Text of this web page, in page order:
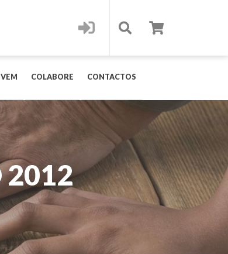
COLABORE CONTACTOS
2012